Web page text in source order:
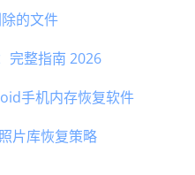
的文件
完整指南 2026
手机内存恢复软件
片库恢复策略